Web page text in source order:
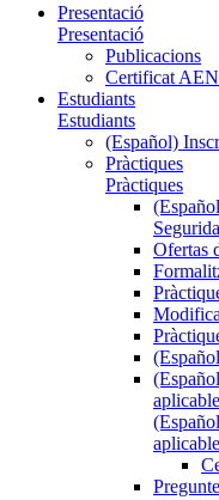
Presentació
Presentació
Publicacions
Certificat
Estudiants
Estudiants
(Español)
Pràctiques
Pràctiques
Ofertas